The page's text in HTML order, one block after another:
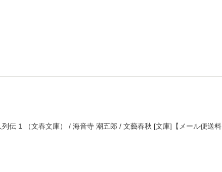
伝 1 （文春文庫） / 海音寺 潮五郎 / 文藝春秋 [文庫]【メール便送料